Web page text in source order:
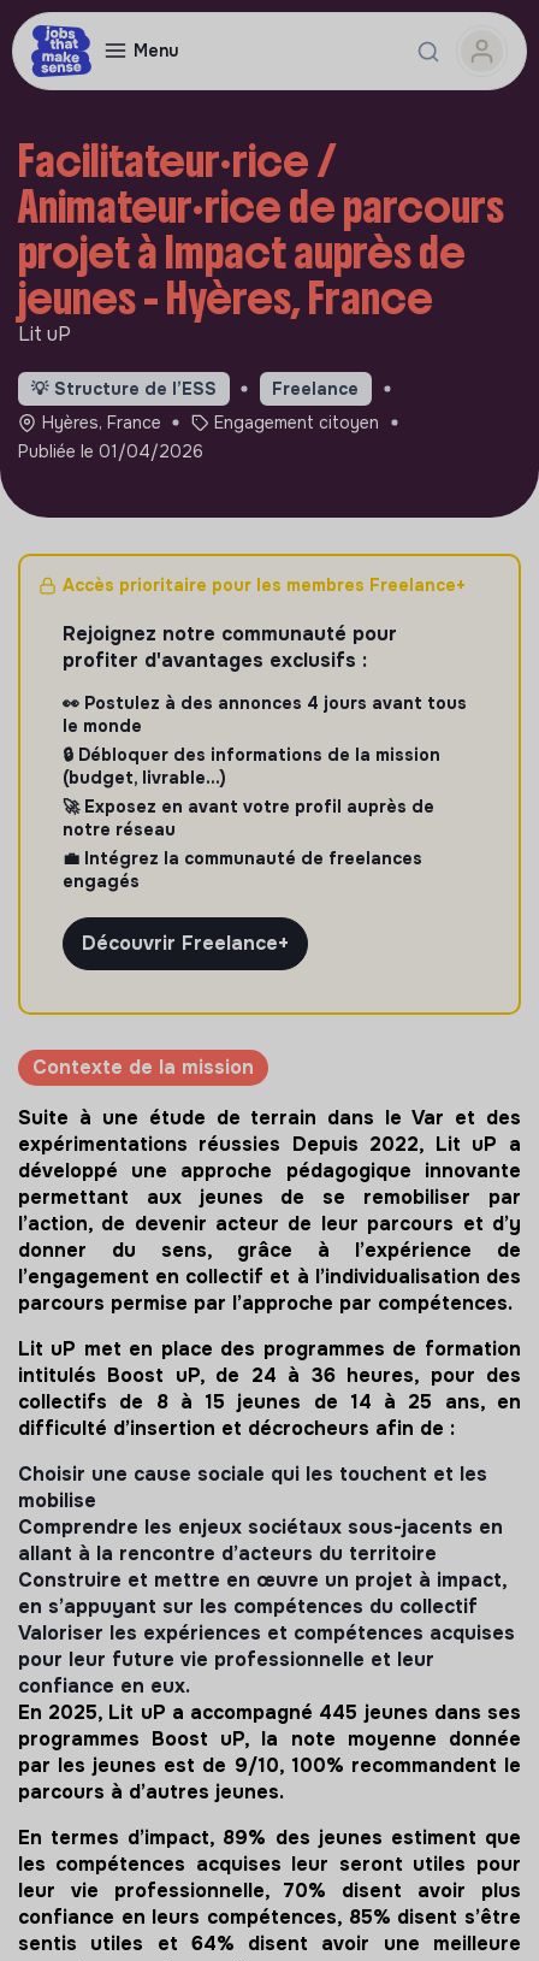
Menu
Facilitateur·rice /
Animateur·rice de parcours
projet à Impact auprès de
jeunes - Hyères, France
Lit uP
💡 Structure de l’ESS
Freelance
Hyères, France
Engagement citoyen
Publiée le 01/04/2026
Accès prioritaire pour les membres Freelance+
Rejoignez notre communauté pour
profiter d'avantages exclusifs :
👀 Postulez à des annonces 4 jours avant tous
le monde
🔒 Débloquer des informations de la mission
(budget, livrable...)
🚀 Exposez en avant votre profil auprès de
notre réseau
💼 Intégrez la communauté de freelances
engagés
Découvrir Freelance+
Contexte de la mission
Suite à une étude de terrain dans le Var et des
expérimentations réussies Depuis 2022, Lit uP a
développé une approche pédagogique innovante
permettant aux jeunes de se remobiliser par
l’action, de devenir acteur de leur parcours et d’y
donner du sens, grâce à l’expérience de
l’engagement en collectif et à l’individualisation des
parcours permise par l’approche par compétences.
Lit uP met en place des programmes de formation
intitulés Boost uP, de 24 à 36 heures, pour des
collectifs de 8 à 15 jeunes de 14 à 25 ans, en
difficulté d’insertion et décrocheurs afin de :
Choisir une cause sociale qui les touchent et les
mobilise
Comprendre les enjeux sociétaux sous-jacents en
allant à la rencontre d’acteurs du territoire
Construire et mettre en œuvre un projet à impact,
en s’appuyant sur les compétences du collectif
Valoriser les expériences et compétences acquises
pour leur future vie professionnelle et leur
confiance en eux.
En 2025, Lit uP a accompagné 445 jeunes dans ses
programmes Boost uP, la note moyenne donnée
par les jeunes est de 9/10, 100% recommandent le
parcours à d’autres jeunes.
En termes d’impact, 89% des jeunes estiment que
les compétences acquises leur seront utiles pour
leur vie professionnelle, 70% disent avoir plus
confiance en leurs compétences, 85% disent s’être
sentis utiles et 64% disent avoir une meilleure